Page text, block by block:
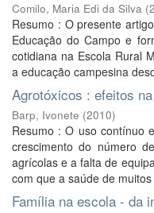
Comilo, Maria Edi da Silva (
Resumo : O presente
Educação do Campo e
cotidiana na Escola Rural
a educação campesina
Agrotóxicos : efeitos
Barp, Ivonete (2010)
Resumo : O uso contínuo
crescimento do número
agrícolas e a falta de
com que a saúde de
Família na escola - da